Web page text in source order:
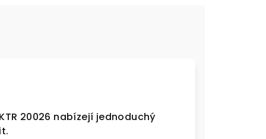
20026 nabízejí jednoduchý